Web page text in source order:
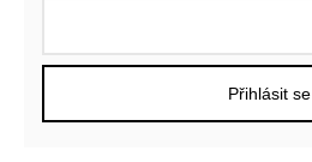
Přihlásit se